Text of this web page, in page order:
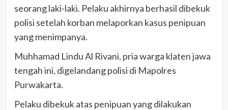
seorang laki-laki. Pelaku akhirnya berhasil dibekuk
polisi setelah korban melaporkan kasus penipuan
yang menimpanya.
Muhhamad Lindu Al Rivani, pria warga klaten jawa
tengah ini, digelandang polisi di Mapolres
Purwakarta.
Pelaku dibekuk atas penipuan yang dilakukan